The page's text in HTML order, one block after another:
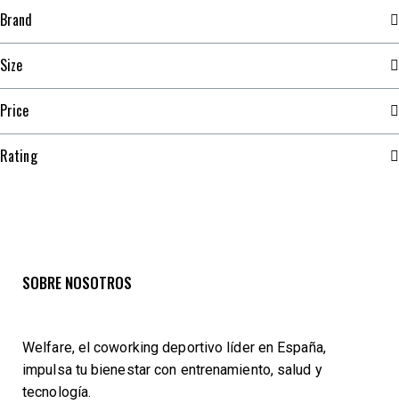
Brand
Size
Price
Rating
SOBRE NOSOTROS
Welfare, el coworking deportivo líder en España,
impulsa tu bienestar con entrenamiento, salud y
tecnología.